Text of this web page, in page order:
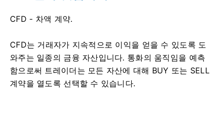
CFD - 차액 계약.
CFD는 거래자가 지속적으로 이익을 얻을 수 있도록 도
와주는 일종의 금융 자산입니다. 통화의 움직임을 예측
함으로써 트레이더는 모든 자산에 대해 BUY 또는 SELL
계약을 열도록 선택할 수 있습니다.